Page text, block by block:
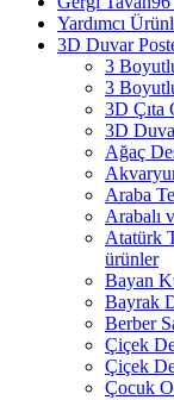
Yardımcı
3D Duvar
3
3
3D Çıta
3D
Ağaç
Araba
Arabalı
Atatürk
ürünler
Bayan
Bayrak
Berber
Çiçek
Çiçek
Çocuk